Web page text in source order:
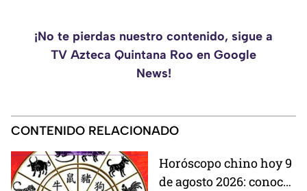
¡No te pierdas nuestro contenido, sigue a
TV Azteca Quintana Roo en Google
News!
CONTENIDO RELACIONADO
Horóscopo chino hoy 9
de agosto 2026: conoce